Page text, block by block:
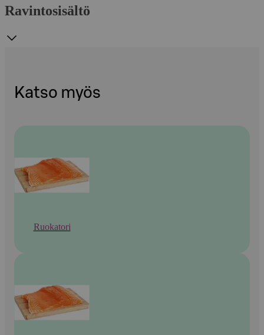
Ravintosisältö
Katso myös
Ruokatori